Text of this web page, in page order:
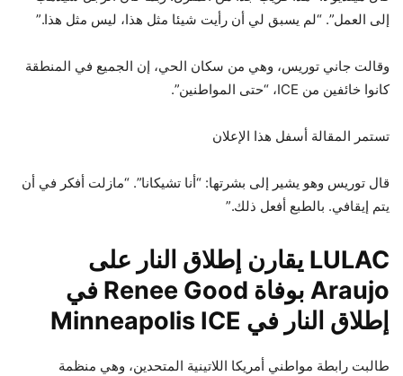
إلى العمل”. “لم يسبق لي أن رأيت شيئا مثل هذا، ليس مثل هذا.”
وقالت جاني توريس، وهي من سكان الحي، إن الجميع في المنطقة
كانوا خائفين من ICE، “حتى المواطنين”.
تستمر المقالة أسفل هذا الإعلان
قال توريس وهو يشير إلى بشرتها: “أنا تشيكانا”. “مازلت أفكر في أن
يتم إيقافي. بالطبع أفعل ذلك.”
LULAC يقارن إطلاق النار على
Araujo بوفاة Renee Good في
إطلاق النار في Minneapolis ICE
طالبت رابطة مواطني أمريكا اللاتينية المتحدين، وهي منظمة